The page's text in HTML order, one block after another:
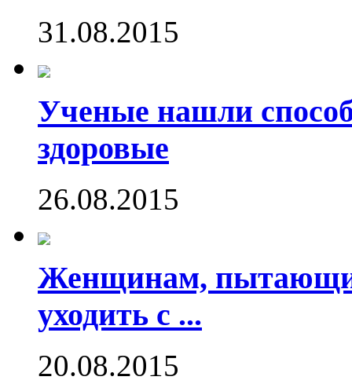
31.08.2015
Ученые нашли
здоровые
26.08.2015
Женщинам,
уходить с ...
20.08.2015